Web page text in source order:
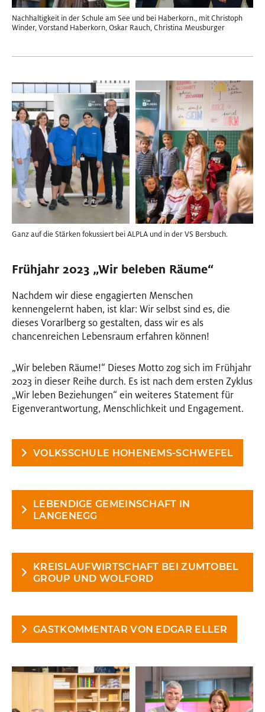
Nachhaltigkeit in der Schule am See und bei Haberkorn., mit Christoph
Winder, Vorstand Haberkorn, Oskar Rauch, Christina Meusburger
Ganz auf die Stärken fokussiert bei ALPLA und in der VS Bersbuch.
Frühjahr 2023 „Wir beleben Räume“
Nachdem wir diese engagierten Menschen
kennengelernt haben, ist klar: Wir selbst sind es, die
dieses Vorarlberg so gestalten, dass wir es als
chancenreichen Lebensraum erfahren können!
„Wir beleben Räume!“ Dieses Motto zog sich im Frühjahr
2023 in dieser Reihe durch. Es ist nach dem ersten Zyklus
„Wir leben Beziehungen“ ein weiteres Statement für
Eigenverantwortung, Menschlichkeit und Engagement.
VOLKSSCHULE HOHENEMS-SCHWEFEL
LEBENDIGE GEMEINSCHAFT IN
LANGENEGG
KREISLAUFWIRTSCHAFT BEI ZUMTOBEL
GROUP UND WOLFORD
GASTKOMMENTAR VON EDGAR ELLER